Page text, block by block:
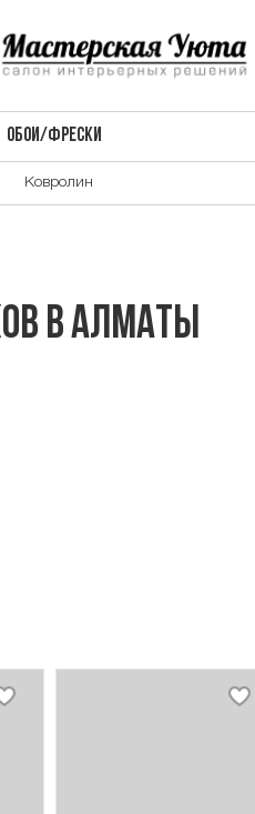
ОБОИ/ФРЕСКИ
Ковролин
в Алматы